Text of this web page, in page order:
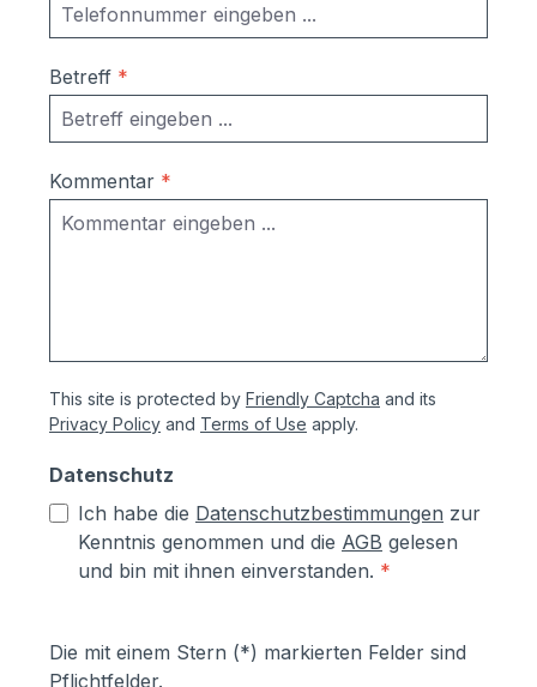
Betreff *
Kommentar *
This site is protected by Friendly Captcha and its
Privacy Policy and Terms of Use apply.
Datenschutz
Ich habe die Datenschutzbestimmungen zur
Kenntnis genommen und die AGB gelesen
und bin mit ihnen einverstanden. *
Die mit einem Stern (*) markierten Felder sind
Pflichtfelder.